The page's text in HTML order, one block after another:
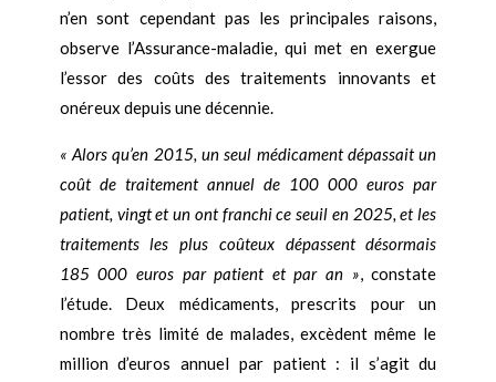
n’en sont cependant pas les principales raisons,
observe l’Assurance-maladie, qui met en exergue
l’essor des coûts des traitements innovants et
onéreux depuis une décennie.
« Alors qu’en 2015, un seul médicament dépassait un
coût de traitement annuel de 100 000 euros par
patient, vingt et un ont franchi ce seuil en 2025, et les
traitements les plus coûteux dépassent désormais
185 000 euros par patient et par an », constate
l’étude. Deux médicaments, prescrits pour un
nombre très limité de malades, excèdent même le
million d’euros annuel par patient : il s’agit du